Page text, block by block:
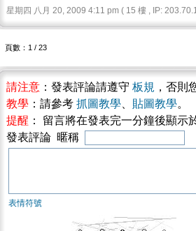
星期四 八月 20, 2009 4:11 pm ( 15 樓 , IP:
頁數：1 / 23
請注意 ：發表評論請遵守 板規 ，否則
教學 ：請參考 抓圖教學 貼圖教學。
提醒 ： 留言將在發表完一分鐘後顯
發表評論 暱稱
表情符號